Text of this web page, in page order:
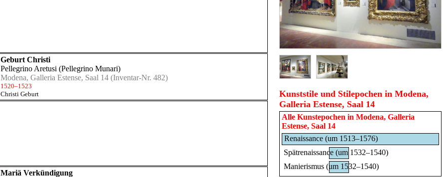
Geburt Christi
Pellegrino Aretusi (Pellegrino Munari)
Modena, Galleria Estense, Saal 14 (Inventar-Nr. 482)
1520–1523
Christi Geburt
Mariä Verkündigung
Kunststile und Stilepochen in Modena,
Galleria Estense, Saal 14
Alle Kunstepochen in Modena, Galleria
Estense, Saal 14
Renaissance (um 1513–1576)
Spätrenaissance (um 1532–1540)
Manierismus (um 1532–1540)